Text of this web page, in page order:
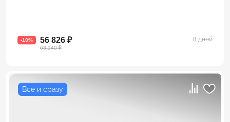
-10% 56 826 ₽
63 140 ₽
8 дней
Всё и сразу